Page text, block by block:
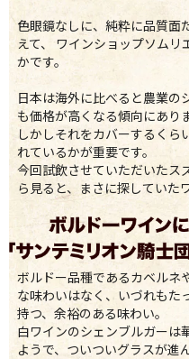
色眼鏡なしに、純粋に品質面
えて、 ワインショップソム
かです。
日本は海外に比べると農業の
も価格が高くなる傾向にあり
しかしそれをカバーするくら
れているかが重要です。
今回試飲させていただいたス
ら見ると、まさに探していた
ボルドー品種であるカベルネ
な味わいはなく、いづれもた
持つ、余裕のある味わい。
白ワインのシェンブルガーは
ようで、ついついグラスが進